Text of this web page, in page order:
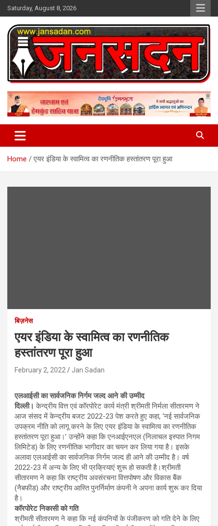
Skip
to
content
Saturday, August 8, 2026
Jan Sadan
Home एयर इंडिया के स्वामित्व का रणनीतिक हस्तांतरण पूरा हुआ
बिज़नेस
एयर इंडिया के स्वामित्व का रणनीतिक
हस्तांतरण पूरा हुआ
February 2, 2022 Jan Sadan
एलआईसी का सार्वजनिक निर्गम जल्द आने की उम्मीद
दिल्ली।केन्द्रीय वित्त एवं कॉरपोरेट कार्य मंत्री श्रीमती निर्मला सीतारमण ने
आज संसद में केन्द्रीय बजट 2022-23 पेश करते हुए कहा, ‘नई सार्वजनिक
उपक्रम नीति को लागू करने के लिए एयर इंडिया के स्वामित्व का रणनीतिक
हस्तांतरण पूरा हुआ।’ उन्होंने कहा कि एनआईएनएल (निलाचल इस्पात निगम
लिमिटेड) के लिए रणनीतिक भागीदार का चयन कर लिया गया है। इसके
अलावा एलआईसी का सार्वजनिक निर्गम जल्द ही आने की उम्मीद है। वर्ष
2022-23 में अन्य के लिए भी प्रक्रियाएं शुरू हो सकती है।श्रीमती
सीतारमण ने कहा कि राष्ट्रीय अवसंरचना वित्तपोषण और विकास बैंक
(नैबफीड) और राष्ट्रीय आस्ति पुनर्निर्माण कंपनी ने अपना कार्य शुरू कर दिया
है।
कॉरपोरेट निकासी को गति
श्रीमती सीतारमण ने कहा कि नई कंपनियों के पंजीकरण को गति देने के लिए